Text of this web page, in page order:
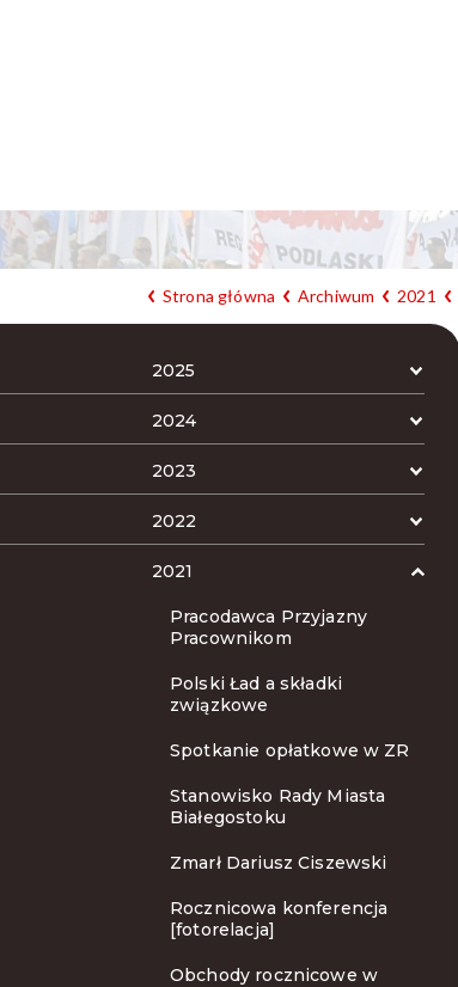
Strona główna Archiwum 2021
2025
2024
2023
2022
2021
Pracodawca Przyjazny
Pracownikom
Polski Ład a składki
związkowe
Spotkanie opłatkowe w ZR
Stanowisko Rady Miasta
Białegostoku
Zmarł Dariusz Ciszewski
Rocznicowa konferencja
[fotorelacja]
Obchody rocznicowe w